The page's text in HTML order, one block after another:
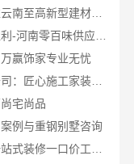
昆明一站式装修毛坯房，认准云南至高新型建材有限公司
社区高盈利零食硬折扣全域盈利-河南零百味供应链有限公司
赢饰家专业无忧
宁波雅美和居建材科技有限公司：匠心施工家装改造二手房改造
宅尚品
例与重钢别墅咨询